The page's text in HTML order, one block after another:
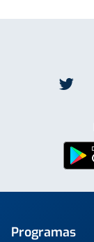
Programas